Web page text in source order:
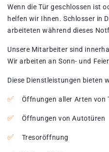
Wenn die Tür geschlossen ist
helfen wir Ihnen. Schlosser in
arbeiteten während dieses
Unsere Mitarbeiter sind
Wir arbeiten an Sonn- und
Diese Dienstleistungen bieten
Öffnungen aller Arten von
Öffnungen von Autotüren
Tresoröffnung